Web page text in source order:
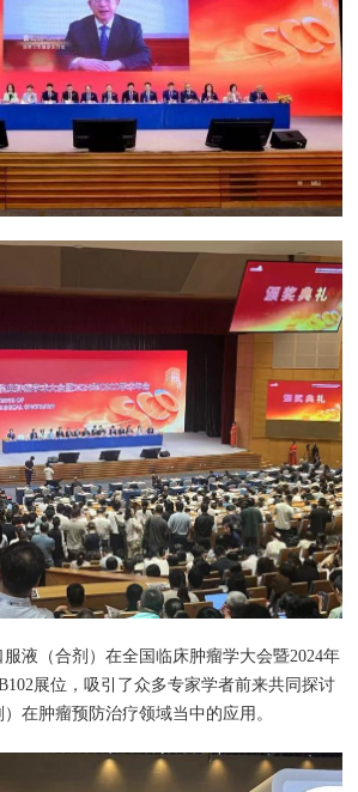
液（合剂）在全国临床肿瘤学大会暨2024年
展位，吸引了众多专家学者前来共同探讨
在肿瘤预防治疗领域当中的应用。